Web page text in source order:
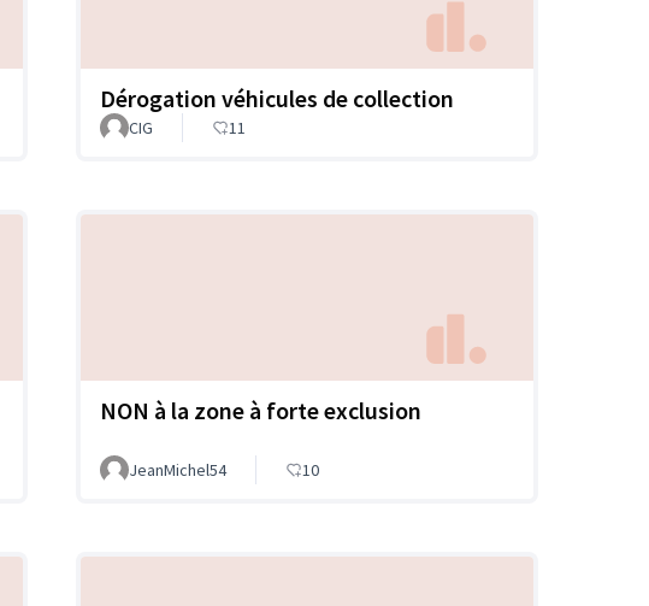
Dérogation véhicules de collection
CIG 11
NON à la zone à forte exclusion
JeanMichel54 10